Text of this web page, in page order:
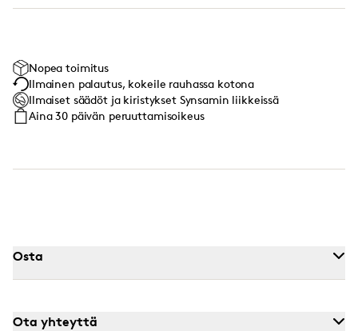
Nopea toimitus
Ilmainen palautus, kokeile rauhassa kotona
Ilmaiset säädöt ja kiristykset Synsamin liikkeissä
Aina 30 päivän peruuttamisoikeus
Osta
Ota yhteyttä